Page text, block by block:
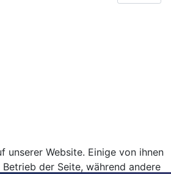
unserer Website. Einige von ihnen
der Seite, während andere